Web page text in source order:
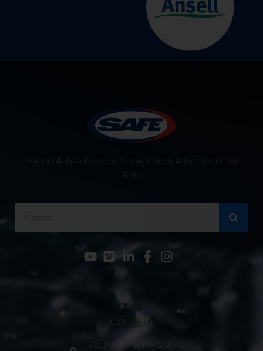
Siamo A Tua Disposizione, Cerca All’interno Del
Sito
Contatti
Via Pastore, 14 - 25046